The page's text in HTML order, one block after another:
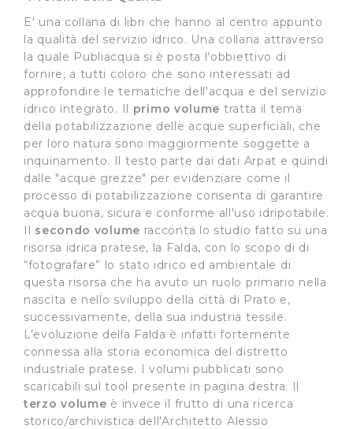
E' una collana di libri che hanno al centro appunto
la qualità del servizio idrico. Una collana attraverso
la quale Publiacqua si è posta l'obbiettivo di
fornire, a tutti coloro che sono interessati ad
approfondire le tematiche dell'acqua e del servizio
idrico integrato. Il primo volume tratta il tema
della potabilizzazione delle acque superficiali, che
per loro natura sono maggiormente soggette a
inquinamento. Il testo parte dai dati Arpat e quindi
dalle "acque grezze" per evidenziare come il
processo di potabilizzazione consenta di garantire
acqua buona, sicura e conforme all'uso idripotabile.
Il secondo volume racconta lo studio fatto su una
risorsa idrica pratese, la Falda, con lo scopo di di
“fotografare” lo stato idrico ed ambientale di
questa risorsa che ha avuto un ruolo primario nella
nascita e nello sviluppo della città di Prato e,
successivamente, della sua industria tessile.
L’evoluzione della Falda è infatti fortemente
connessa alla storia economica del distretto
industriale pratese. I volumi pubblicati sono
scaricabili sul tool presente in pagina destra. Il
terzo volume è invece il frutto di una ricerca
storico/archivistica dell'Architetto Alessio